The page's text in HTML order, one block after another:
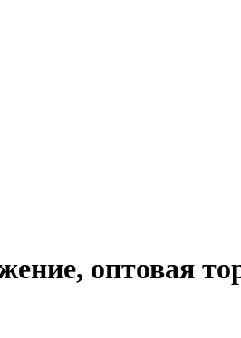
оптовая